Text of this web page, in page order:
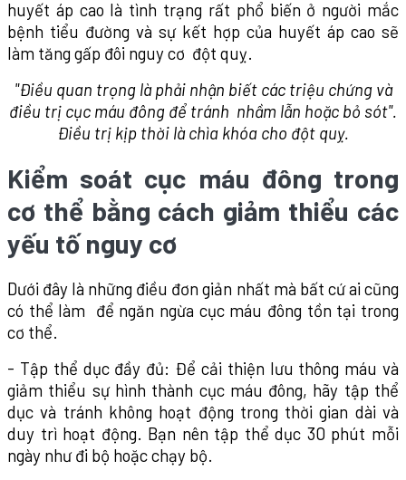
huyết áp cao là tình trạng rất phổ biến ở người mắc
bệnh tiểu đường và sự kết hợp của huyết áp cao sẽ
làm tăng gấp đôi nguy cơ đột quỵ.
"Điều quan trọng là phải nhận biết các triệu chứng và
điều trị cục máu đông để tránh nhầm lẫn hoặc bỏ sót".
Điều trị kịp thời là chìa khóa cho đột quỵ.
Kiểm soát cục máu đông trong
cơ thể bằng cách giảm thiểu các
yếu tố nguy cơ
Dưới đây là những điều đơn giản nhất mà bất cứ ai cũng
có thể làm để ngăn ngừa cục máu đông tồn tại trong
cơ thể.
- Tập thể dục đầy đủ: Để cải thiện lưu thông máu và
giảm thiểu sự hình thành cục máu đông, hãy tập thể
dục và tránh không hoạt động trong thời gian dài và
duy trì hoạt động. Bạn nên tập thể dục 30 phút mỗi
ngày như đi bộ hoặc chạy bộ.